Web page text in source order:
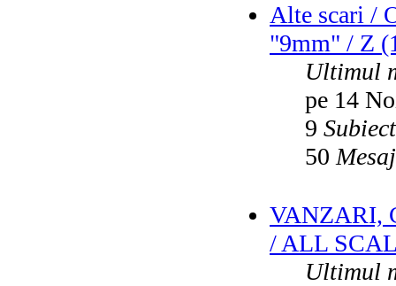
Alte scari /
"9mm" / Z
Ultimul
pe 14
9
50
VANZARI,
/ ALL
Ultimul